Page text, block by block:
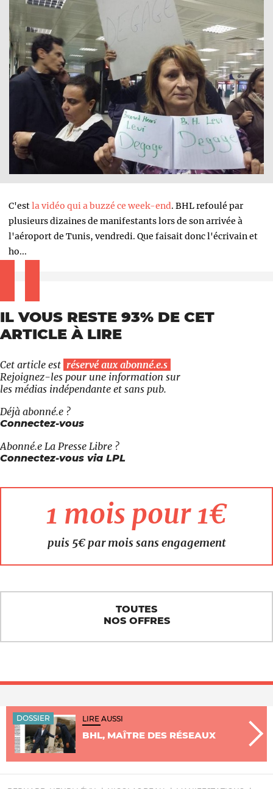
C'estla vidéo qui a buzzé ce week-end. BHL refoulé par
plusieurs dizaines de manifestants lors de son arrivée à
l'aéroport de Tunis, vendredi. Que faisait donc l'écrivain et
ho...
IL VOUS RESTE 93% DE CET
ARTICLE À LIRE
Cet article est réservé aux abonné.e.s
Rejoignez-les pour une information sur
les médias indépendante et sans pub.
Déjà abonné.e ?
Connectez-vous
Abonné.e La Presse Libre ?
Connectez-vous via LPL
1 mois pour 1€
puis 5€ par mois sans engagement
TOUTES
NOS OFFRES
DOSSIER LIRE AUSSI
BHL, MAÎTRE DES RÉSEAUX